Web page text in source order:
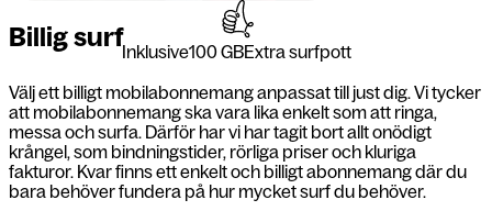
Inklusive100 GBExtra surfpott
Billig surf
Välj ett billigt mobilabonnemang anpassat till just dig. Vi tycker
att mobilabonnemang ska vara lika enkelt som att ringa,
messa och surfa. Därför har vi har tagit bort allt onödigt
krångel, som bindningstider, rörliga priser och kluriga
fakturor. Kvar finns ett enkelt och billigt abonnemang där du
bara behöver fundera på hur mycket surf du behöver.